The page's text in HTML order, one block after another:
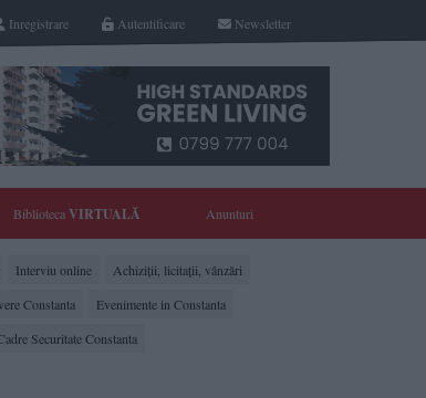
Newsletter
Autentificare
Inregistrare
BibliotecaVIRTUALĂ Anunturi
Interviu online
Achiziții, licitații, vânzări
Constanta
Evenimente in Constanta
Securitate Constanta